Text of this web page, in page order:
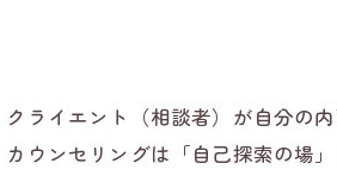
の特徴と選び方
ライエント（相談者）が自分の
ウンセリングは「自己探索の場